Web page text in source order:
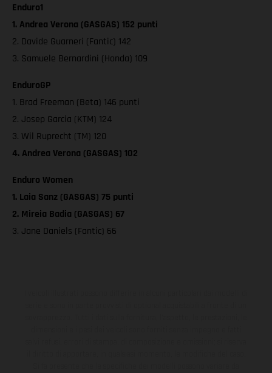
Enduro1
1. Andrea Verona (GASGAS) 152 punti
2. Davide Guarneri (Fantic) 142
3. Samuele Bernardini (Honda) 109
EnduroGP
1. Brad Freeman (Beta) 146 punti
2. Josep Garcia (KTM) 124
3. Wil Ruprecht (TM) 120
4. Andrea Verona (GASGAS) 102
Enduro Women
1. Laia Sanz (GASGAS) 75 punti
2. Mireia Badia (GASGAS) 67
3. Jane Daniels (Fantic) 66